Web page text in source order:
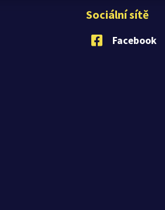
Sociální sítě
Facebook